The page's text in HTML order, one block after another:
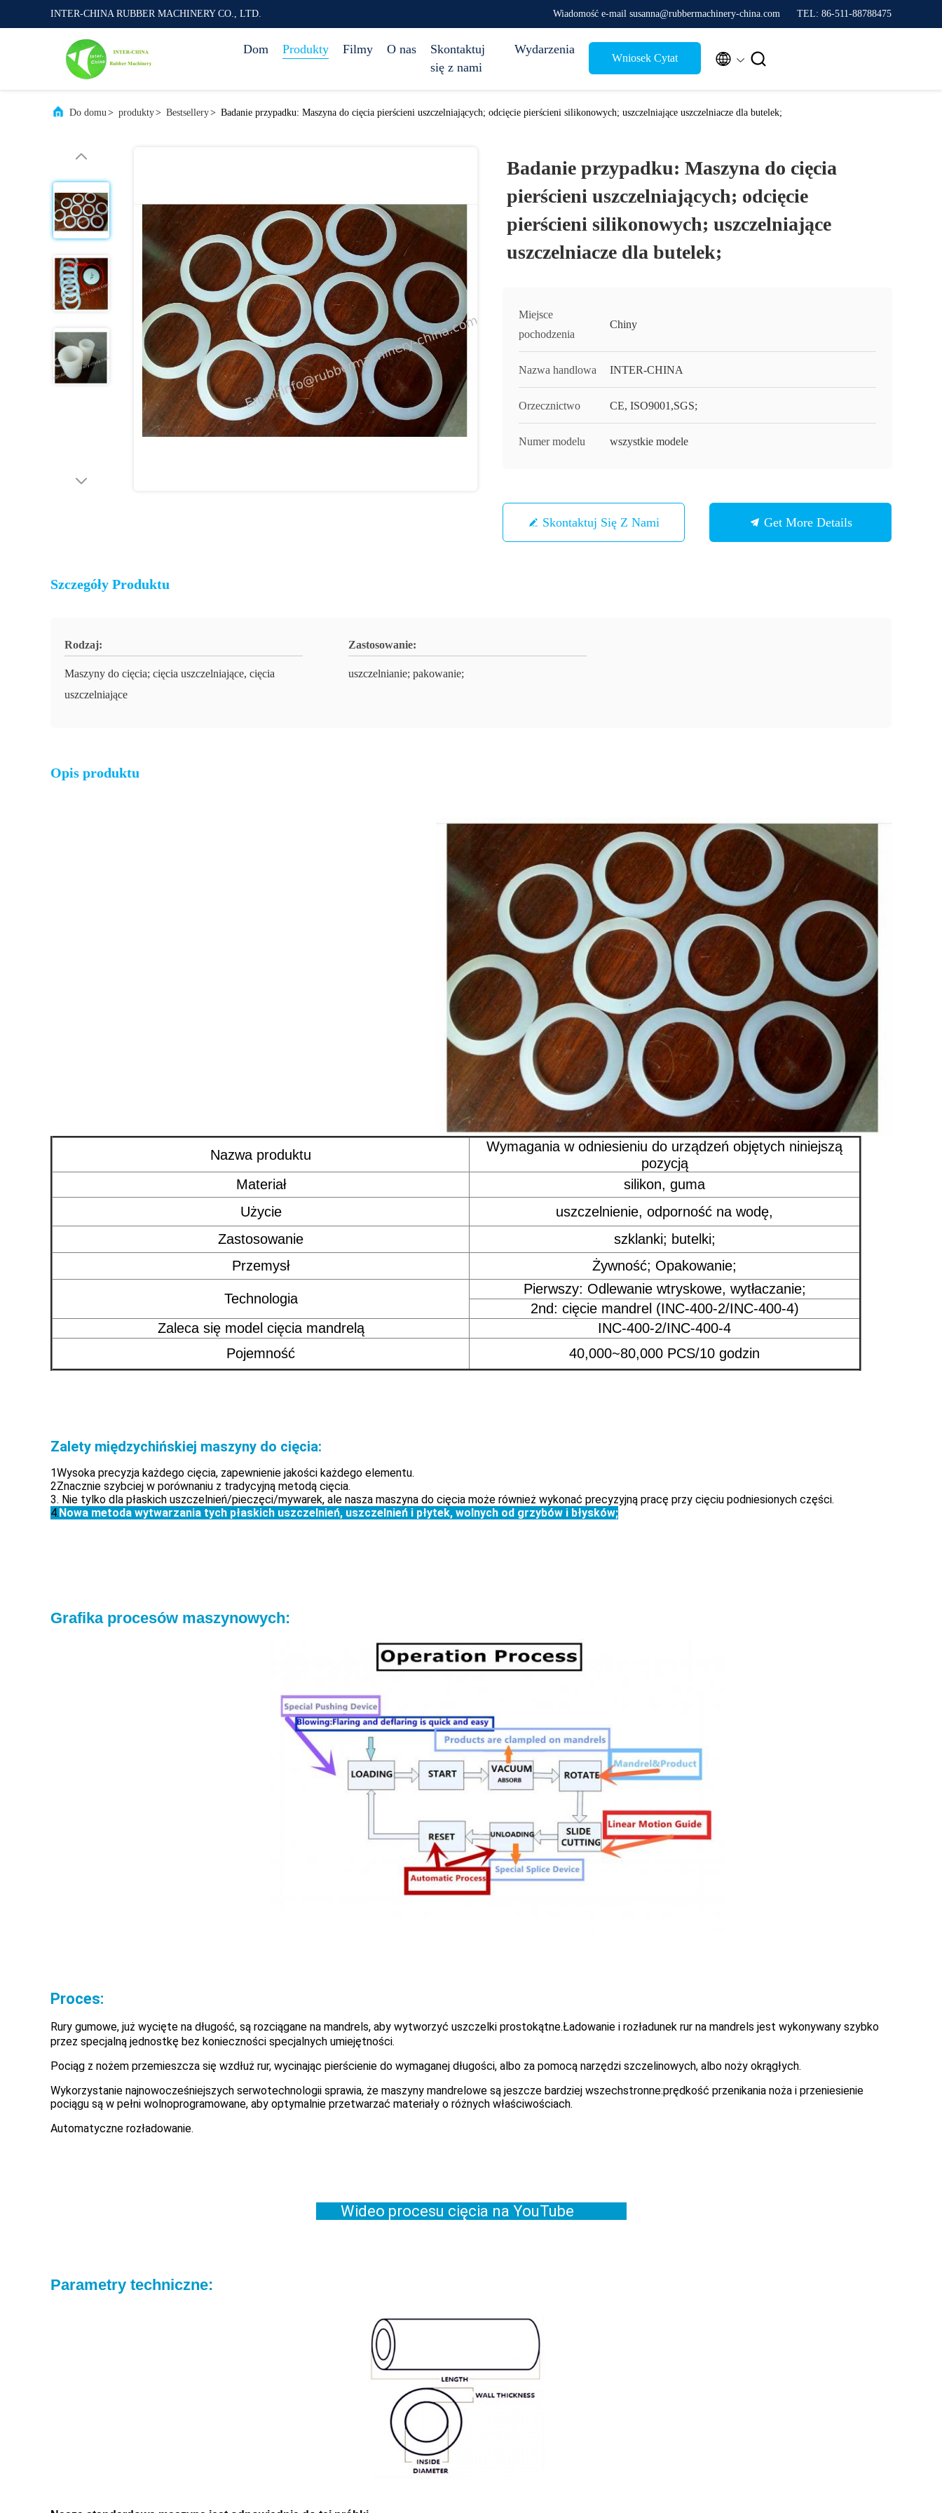
INTER-CHINA RUBBER MACHINERY CO., LTD. Wiadomość e-mail susanna@rubbermachinery-china.com TEL: 86-511-88788475
Dom Produkty Filmy O nas
Skontaktuj
się z nami
Wydarzenia
Wniosek Cytat  
Do domu> produkty> Bestsellery> Badanie przypadku: Maszyna do cięcia pierścieni uszczelniających; odcięcie pierścieni silikonowych; uszczelniające uszczelniacze dla butelek;
Badanie przypadku: Maszyna do cięcia
pierścieni uszczelniających; odcięcie
pierścieni silikonowych; uszczelniające
uszczelniacze dla butelek;
Miejsce
pochodzenia
Chiny
Nazwa handlowa INTER-CHINA
Orzecznictwo CE, ISO9001,SGS;
Numer modelu wszystkie modele
Skontaktuj Się Z Nami Get More Details
Szczegóły Produktu
Rodzaj:
Maszyny do cięcia; cięcia uszczelniające, cięcia
uszczelniające
Zastosowanie:
uszczelnianie; pakowanie;
Opis produktu
Nazwa produktu
Wymagania w odniesieniu do urządzeń objętych niniejszą
pozycją
Materiał
silikon, guma
Użycie
uszczelnienie, odporność na wodę,
Zastosowanie
szklanki; butelki;
Przemysł
Żywność; Opakowanie;
Technologia
Pierwszy: Odlewanie wtryskowe, wytłaczanie;
2nd: cięcie mandrel (INC-400-2/INC-400-4)
Zaleca się model cięcia mandrelą
INC-400-2/INC-400-4
Pojemność
40,000~80,000 PCS/10 godzin
Zalety międzychińskiej maszyny do cięcia:
1Wysoka precyzja każdego cięcia, zapewnienie jakości każdego elementu.
2Znacznie szybciej w porównaniu z tradycyjną metodą cięcia.
3. Nie tylko dla płaskich uszczelnień/pieczęci/mywarek, ale nasza maszyna do cięcia może również wykonać precyzyjną pracę przy cięciu podniesionych części.
4.Nowa metoda wytwarzania tych płaskich uszczelnień, uszczelnień i płytek, wolnych od grzybów i błysków;
Grafika procesów maszynowych:
Proces:
Rury gumowe, już wycięte na długość, są rozciągane na mandrels, aby wytworzyć uszczelki prostokątne.Ładowanie i rozładunek rur na mandrels jest wykonywany szybko
przez specjalną jednostkę bez konieczności specjalnych umiejętności.
Pociąg z nożem przemieszcza się wzdłuż rur, wycinając pierścienie do wymaganej długości, albo za pomocą narzędzi szczelinowych, albo noży okrągłych.
Wykorzystanie najnowocześniejszych serwotechnologii sprawia, że maszyny mandrelowe są jeszcze bardziej wszechstronne:prędkość przenikania noża i przeniesienie
pociągu są w pełni wolnoprogramowane, aby optymalnie przetwarzać materiały o różnych właściwościach.
Automatyczne rozładowanie.
Wideo procesu cięcia na YouTube
Parametry techniczne: